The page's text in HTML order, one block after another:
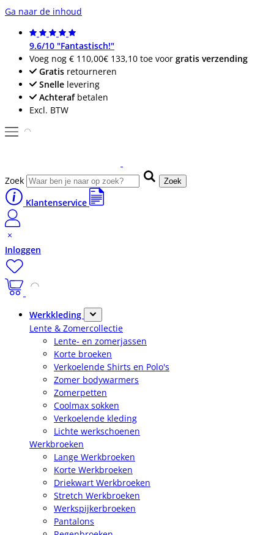
Ga naar de inhoud
9.6/10 "Fantastisch!"
Voeg nog € 110,00€ 133,10 toe voor gratis verzending
Gratis retourneren
Snelle levering
Achterafbetalen
Excl. BTW
Zoek Zoek
Klantenservice
Inloggen
Werkkleding
Lente & Zomercollectie
Lente- en zomerjassen
Korte broeken
Verkoelende Shirts en Polo's
Zomer bodywarmers
Zomerpetten
Coolmax sokken
Verkoelende kleding
Lichte werkschoenen
Werkbroeken
Lange Werkbroeken
Korte Werkbroeken
Driekwart Werkbroeken
Stretch Werkbroeken
Werkspijkerbroeken
Pantalons